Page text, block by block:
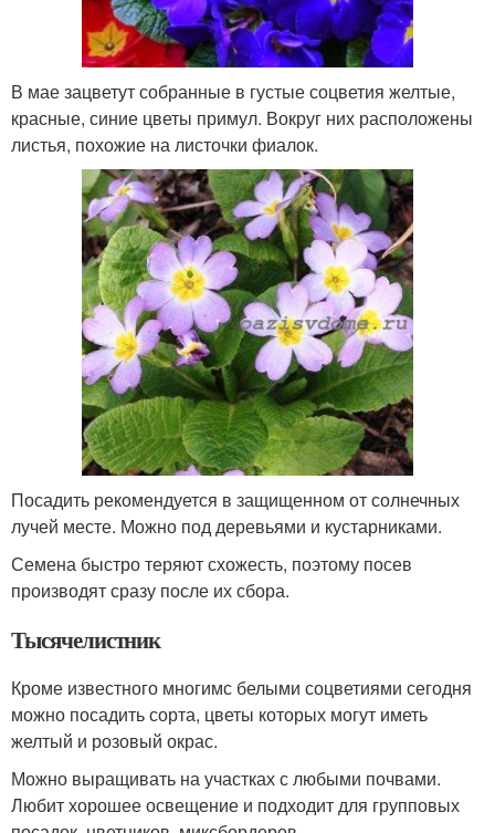
В мае зацветут собранные в густые соцветия желтые,
красные, синие цветы примул. Вокруг них расположены
листья, похожие на листочки фиалок.
Посадить рекомендуется в защищенном от солнечных
лучей месте. Можно под деревьями и кустарниками.
Семена быстро теряют схожесть, поэтому посев
производят сразу после их сбора.
Тысячелистник
Кроме известного многимс белыми соцветиями сегодня
можно посадить сорта, цветы которых могут иметь
желтый и розовый окрас.
Можно выращивать на участках с любыми почвами.
Любит хорошее освещение и подходит для групповых